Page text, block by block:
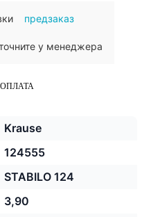
предзаказ
у менеджера
Krause
124555
STABILO 124
3,90